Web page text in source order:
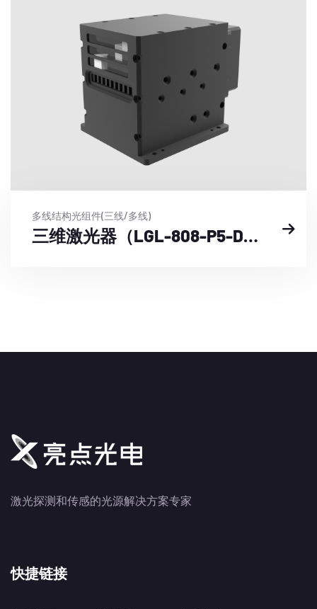
多线结构光组件(三线/多线)
三维激光器（LGL-808-P5-DL25-XXXX-DCX24）
激光探测和传感的光源解决方案专家
快捷链接